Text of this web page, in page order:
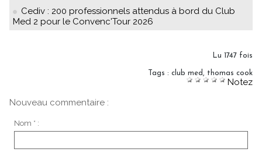
Cediv : 200 professionnels attendus à bord du Club
Med 2 pour le Convenc'Tour 2026
Lu 1747 fois
Tags : club med, thomas cook
Notez
Nouveau commentaire :
Nom * :